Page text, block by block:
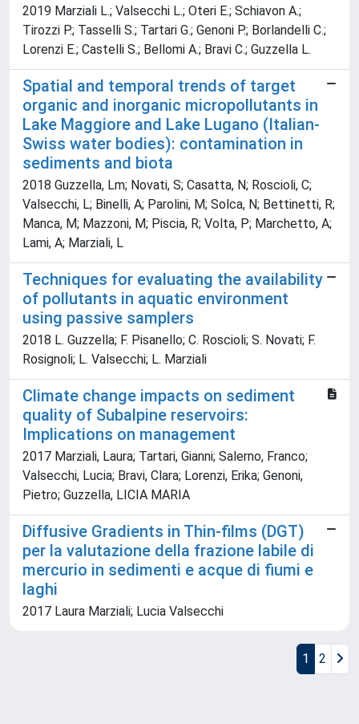
2019 Marziali L.; Valsecchi L.; Oteri E.; Schiavon A.;
Tirozzi P.; Tasselli S.; Tartari G.; Genoni P.; Borlandelli C.;
Lorenzi E.; Castelli S.; Bellomi A.; Bravi C.; Guzzella L.
Spatial and temporal trends of target
organic and inorganic micropollutants in
Lake Maggiore and Lake Lugano (Italian-
Swiss water bodies): contamination in
sediments and biota
2018 Guzzella, Lm; Novati, S; Casatta, N; Roscioli, C;
Valsecchi, L; Binelli, A; Parolini, M; Solca, N; Bettinetti, R;
Manca, M; Mazzoni, M; Piscia, R; Volta, P; Marchetto, A;
Lami, A; Marziali, L
Techniques for evaluating the availability
of pollutants in aquatic environment
using passive samplers
2018 L. Guzzella; F. Pisanello; C. Roscioli; S. Novati; F.
Rosignoli; L. Valsecchi; L. Marziali
Climate change impacts on sediment
quality of Subalpine reservoirs:
Implications on management
2017 Marziali, Laura; Tartari, Gianni; Salerno, Franco;
Valsecchi, Lucia; Bravi, Clara; Lorenzi, Erika; Genoni,
Pietro; Guzzella, LICIA MARIA
Diffusive Gradients in Thin-films (DGT)
per la valutazione della frazione labile di
mercurio in sedimenti e acque di fiumi e
laghi
2017 Laura Marziali; Lucia Valsecchi
1 2